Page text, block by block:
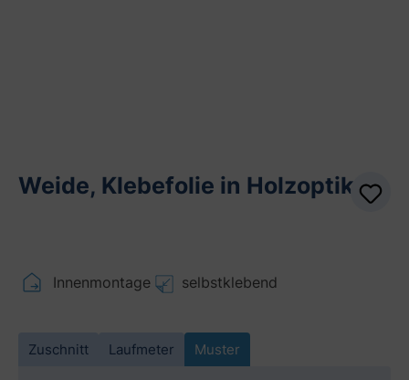
Weide, Klebefolie in Holzoptik
Innenmontage selbstklebend
Zuschnitt Laufmeter Muster